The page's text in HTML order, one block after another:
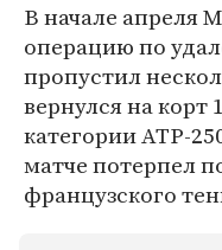
В начале апреля
операцию по
пропустил
вернулся на корт
категории ATP-
матче потерпел
французского